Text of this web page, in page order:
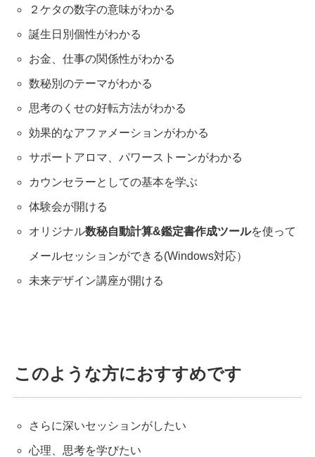
２ケタの数字の意味がわかる
誕生日別個性がわかる
お金、仕事の関係性がわかる
数秘別のテーマがわかる
思考のくせの好転方法がわかる
効果的なアファメーションがわかる
サポートアロマ、パワーストーンがわかる
カウンセラーとしての基本を学ぶ
体験会が開ける
オリジナル数秘自動計算&鑑定書作成ツールを使って
メールセッションができる(Windows対応）
未来デザイン講座が開ける
このような方におすすめです
さらに深いセッションがしたい
心理、思考を学びたい